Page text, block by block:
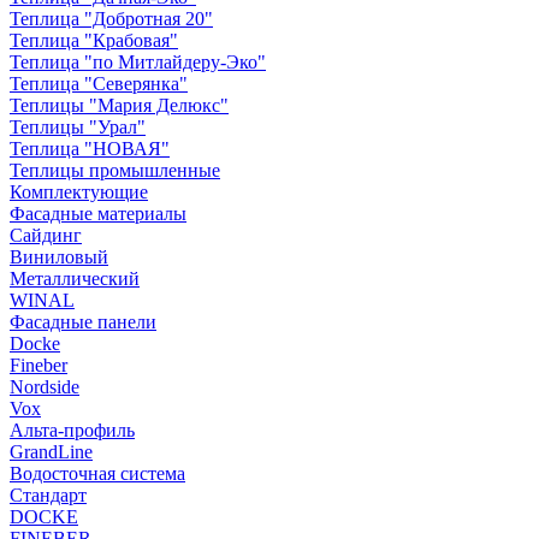
Теплица "Добротная 20"
Теплица "Крабовая"
Теплица "по Митлайдеру-Эко"
Теплица "Северянка"
Теплицы "Мария Делюкс"
Теплицы "Урал"
Теплица "НОВАЯ"
Теплицы промышленные
Комплектующие
Фасадные материалы
Сайдинг
Виниловый
Металлический
WINAL
Фасадные панели
Docke
Fineber
Nordside
Vox
Альта-профиль
GrandLine
Водосточная система
Стандарт
DOCKE